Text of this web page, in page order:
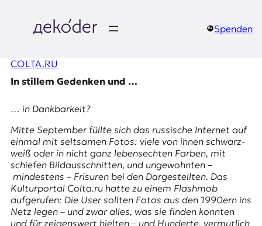
springen
e
o
d
e
r
|
Spenden
COLTA.RU
In stillem Gedenken und …
… in Dankbarkeit?
Mitte September füllte sich das russische Internet auf
einmal mit seltsamen Fotos: viele von ihnen schwarz-
weiß oder in nicht ganz lebensechten Farben, mit
schiefen Bildausschnitten, und ungewohnten –
mindestens – Frisuren bei den Dargestellten. Das
Kulturportal Colta.ruhatte zu einem Flashmob
aufgerufen: Die User sollten Fotos aus den 1990ern ins
Netz legen – und zwar alles, was sie finden konnten
und für zeigenswert hielten – und Hunderte, vermutlich